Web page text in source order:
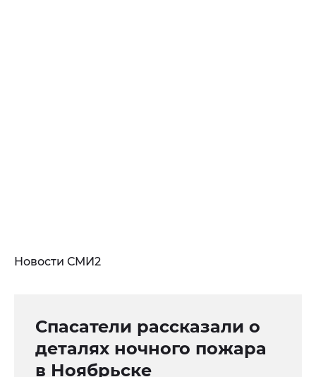
Новости СМИ2
Спасатели рассказали о
деталях ночного пожара
в Ноябрьске